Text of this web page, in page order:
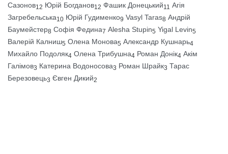
Сазонов12 Юрій Богданов12 Фашик Донецький11 Агія
Загребельська10 Юрій Гудименко9 Vasyl Taras8 Андрій
Баумейстер8 Софія Федина7 Alesha Stupin5 Yigal Levin5
Валерій Калниш5 Олена Монова5 Александр Кушнарь4
Михайло Подоляк4 Олена Трибушна4 Роман Донік4 Акім
Галімов3 Катерина Водоносова3 Роман Шрайк3 Тарас
Березовець3 Євген Дикий2